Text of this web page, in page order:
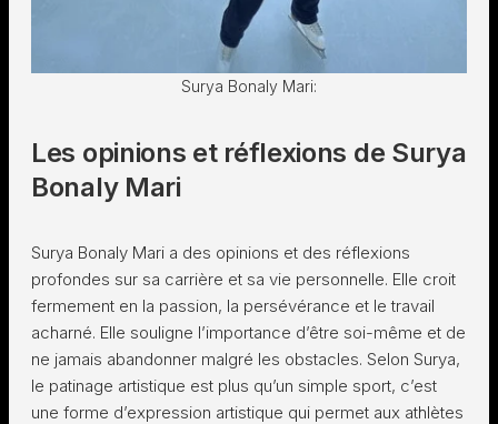
Surya Bonaly Mari:
Les opinions et réflexions de Surya
Bonaly Mari
Surya Bonaly Mari a des opinions et des réflexions
profondes sur sa carrière et sa vie personnelle. Elle croit
fermement en la passion, la persévérance et le travail
acharné. Elle souligne l’importance d’être soi-même et de
ne jamais abandonner malgré les obstacles. Selon Surya,
le patinage artistique est plus qu’un simple sport, c’est
une forme d’expression artistique qui permet aux athlètes